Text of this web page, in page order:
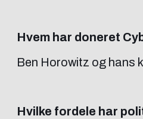
Hvem har doneret
Ben Horowitz og hans
Hvilke fordele har